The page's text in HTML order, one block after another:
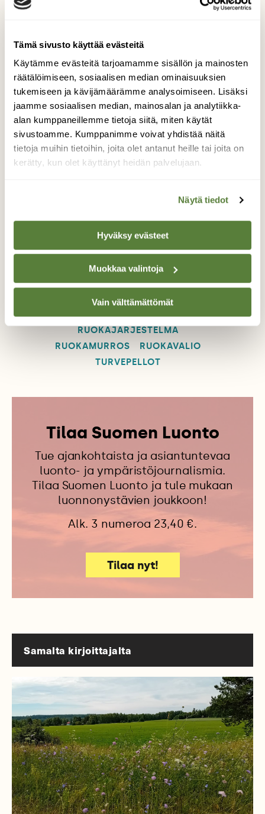
Tämä sivusto käyttää evästeitä
Käytämme evästeitä tarjoamamme sisällön ja mainosten
räätälöimiseen, sosiaalisen median ominaisuuksien
tukemiseen ja kävijämäärämme analysoimiseen. Lisäksi
jaamme sosiaalisen median, mainosalan ja analytiikka-
alan kumppaneillemme tietoja siitä, miten käytät
sivustoamme. Kumppanimme voivat yhdistää näitä
tietoja muihin tietoihin, joita olet antanut heille tai joita on
kerätty, kun olet käyttänyt heidän palvelujaan.
Näytä tiedot
Hyväksy evästeet
Muokkaa valintoja
Vain välttämättömät
Teksti
Marjaana Toivonen
Agroekologi, erikoistutkija Suomen
ympäristökeskuksessa. Tutkii muun muassa
Kiinnostunut maatalousympäristön
liikkuu tutkimusten parissa pelloilla ja pientareilla,
pohtii ruoantuotannon kestävyyttä ja etsii keinoja
OIKEUDENMUKAISUUS
RUOKAJÄRJESTELMÄ
RUOKAMURROS
RUOKAVALIO
TURVEPELLOT
Tilaa Suomen Luonto
Tue ajankohtaista ja asiantuntevaa
luonto- ja ympäristöjournalismia.
Tilaa Suomen Luonto ja tule mukaan
luonnonystävien joukkoon!
Alk. 3 numeroa 23,40 €.
Tilaa nyt!
Samalta kirjoittajalta